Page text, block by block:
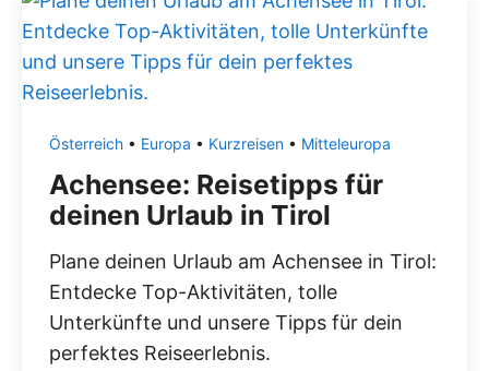
Österreich • Europa • Kurzreisen • Mitteleuropa
Achensee: Reisetipps für
deinen Urlaub in Tirol
Plane deinen Urlaub am Achensee in Tirol:
Entdecke Top-Aktivitäten, tolle
Unterkünfte und unsere Tipps für dein
perfektes Reiseerlebnis.